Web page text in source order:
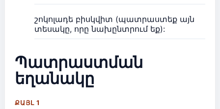
շոկոլադե բիսկվիտ (պատրաստեք այն
տեսակը, որը նախընտրում եք):
Պատրաստման
եղանակը
ՔԱՅԼ 1